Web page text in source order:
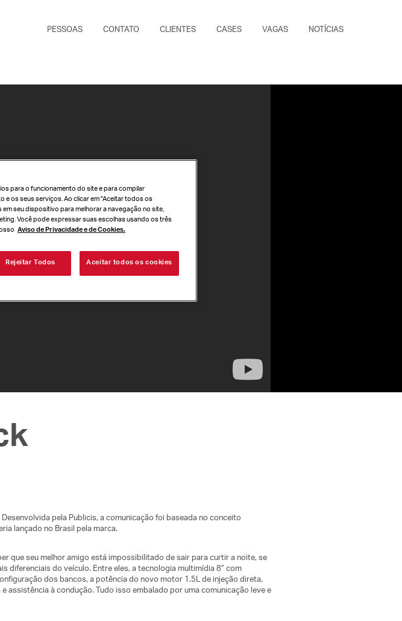
PESSOAS CONTATO CLIENTES CASES VAGAS NOTÍCIAS
pela Publicis, a comunicação foi baseada no conceito
lançado no Brasil pela marca.
que seu melhor amigo está impossibilitado de sair para curtir a noite, se
diferenciais do veículo. Entre eles, a tecnologia multimídia 8” com
dos bancos, a potência do novo motor 1.5L de injeção direta,
assistência à condução. Tudo isso embalado por uma comunicação leve e
para o funcionamento do site e para compilar
e os seus serviços. Ao clicar em "Aceitar todos os
seu dispositivo para melhorar a navegação no site,
Você pode expressar suas escolhas usando os três
Aviso de Privacidade e de Cookies.
Rejeitar Todos Aceitar todos os cookies